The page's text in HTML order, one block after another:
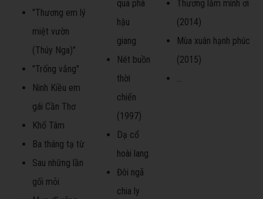
"Thương em lý
miệt vườn
(Thúy Nga)"
"Trống vắng"
Ninh Kiều em
gái Cần Thơ
Khổ Tâm
Ba tháng tạ từ
Sau những lần
gối mỏi
qua phà
hậu
giang
Nét buồn
thời
chiến
(1997)
Dạ cổ
hoài lang
Đôi ngã
chia ly
Thương lắm mình ơi
(2014)
Mùa xuân hạnh phúc
(2015)